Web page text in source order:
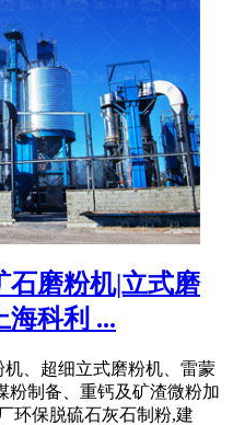
石磨粉机|立式磨
海科利 ...
机、超细立式磨粉机、雷蒙
粉制备、重钙及矿渣微粉加
环保脱硫石灰石制粉,建